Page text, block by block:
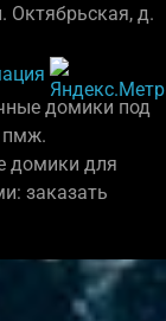
Октябрьская, д.
домики под
пмж.
домики для
заказать